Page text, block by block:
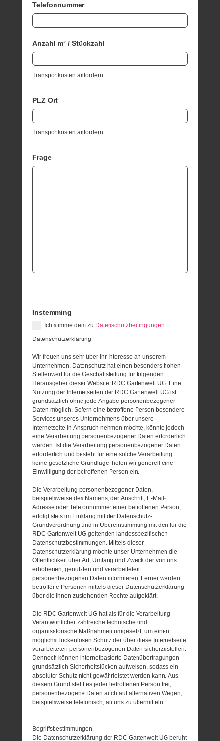
Telefonnummer
Anzahl m² / Stückzahl
Transportkosten anfordern
PLZ Ort
Transportkosten anfordern
Frage
Instemming
Ich stimme dem zu Datenschutzbedingungen
Datenschutzerklärung
Wir freuen uns sehr über Ihr Interesse an unserem
Unternehmen. Datenschutz hat einen besonders hohen
Stellenwert für die Geschäftsleitung für folgenden
Herausgeber dieser Website: RDC Gartenwelt UG. Eine
Nutzung der Internetseiten der RDC Gartenwelt UG ist
grundsätzlich ohne jede Angabe personenbezogener
Daten möglich. Sofern eine betroffene Person besondere
Services unseres Unternehmens über unsere
Internetseite in Anspruch nehmen möchte, könnte jedoch
eine Verarbeitung personenbezogener Daten erforderlich
werden. Ist die Verarbeitung personenbezogener Daten
erforderlich und besteht für eine solche Verarbeitung
keine gesetzliche Grundlage, holen wir generell eine
Einwilligung der betroffenen Person ein.
Die Verarbeitung personenbezogener Daten,
beispielsweise des Namens, der Anschrift, E-Mail-
Adresse oder Telefonnummer einer betroffenen Person,
erfolgt stets im Einklang mit der Datenschutz-
Grundverordnung und in Übereinstimmung mit den für die
RDC Gartenwelt UG geltenden landesspezifischen
Datenschutzbestimmungen. Mittels dieser
Datenschutzerklärung möchte unser Unternehmen die
Öffentlichkeit über Art, Umfang und Zweck der von uns
erhobenen, genutzten und verarbeiteten
personenbezogenen Daten informieren. Ferner werden
betroffene Personen mittels dieser Datenschutzerklärung
über die ihnen zustehenden Rechte aufgeklärt.
Die RDC Gartenwelt UG hat als für die Verarbeitung
Verantwortlicher zahlreiche technische und
organisatorische Maßnahmen umgesetzt, um einen
möglichst lückenlosen Schutz der über diese Internetseite
verarbeiteten personenbezogenen Daten sicherzustellen.
Dennoch können internetbasierte Datenübertragungen
grundsätzlich Sicherheitslücken aufweisen, sodass ein
absoluter Schutz nicht gewährleistet werden kann. Aus
diesem Grund steht es jeder betroffenen Person frei,
personenbezogene Daten auch auf alternativen Wegen,
beispielsweise telefonisch, an uns zu übermitteln.
Begriffsbestimmungen
Die Datenschutzerklärung der RDC Gartenwelt UG beruht